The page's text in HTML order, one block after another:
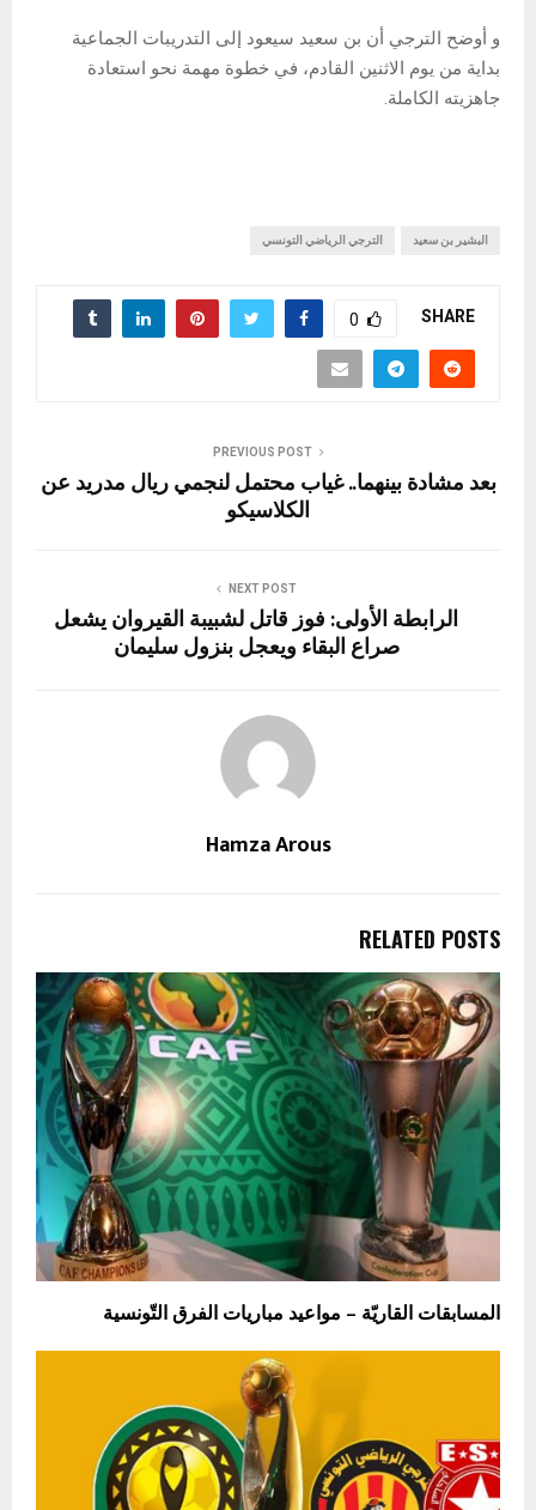
و أوضح الترجي أن بن سعيد سيعود إلى التدريبات الجماعية
بداية من يوم الاثنين القادم، في خطوة مهمة نحو استعادة
جاهزيته الكاملة.
البشير بن سعيد الترجي الرياضي التونسي
SHARE
0
PREVIOUS POST
بعد مشادة بينهما.. غياب محتمل لنجمي ريال مدريد عن
الكلاسيكو
NEXT POST
الرابطة الأولى: فوز قاتل لشبيبة القيروان يشعل
صراع البقاء ويعجل بنزول سليمان
Hamza Arous
RELATED POSTS
المسابقات القاريّة – مواعيد مباريات الفرق التّونسية